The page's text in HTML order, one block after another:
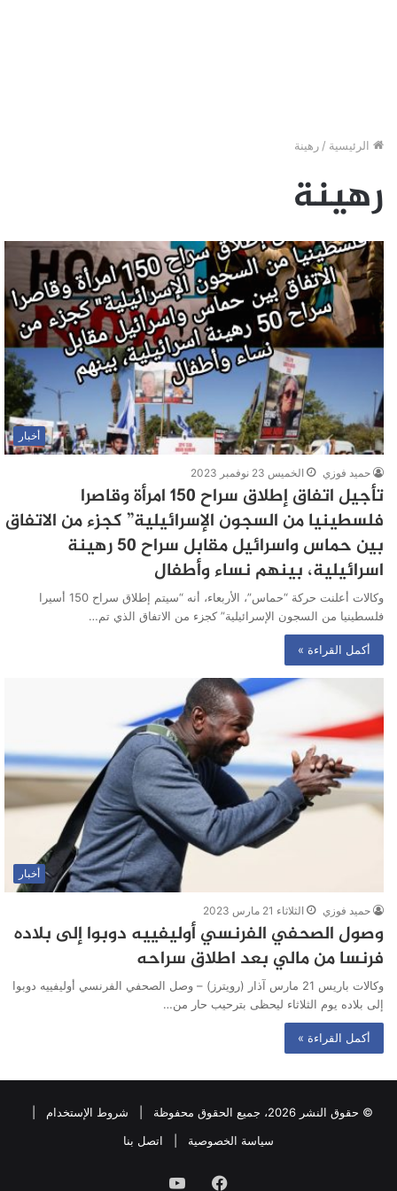
الرئيسية / رهينة
رهينة
أخبار
حميد فوزي الخميس 23 نوفمبر 2023
تأجيل اتفاق إطلاق سراح 150 امرأة وقاصرا
فلسطينيا من السجون الإسرائيلية” كجزء من الاتفاق
بين حماس واسرائيل مقابل سراح 50 رهينة
اسرائيلية، بينهم نساء وأطفال
وكالات أعلنت حركة “حماس”، الأربعاء، أنه “سيتم إطلاق سراح 150 أسيرا
فلسطينيا من السجون الإسرائيلية” كجزء من الاتفاق الذي تم…
أكمل القراءة »
أخبار
حميد فوزي الثلاثاء 21 مارس 2023
وصول الصحفي الفرنسي أوليفييه دوبوا إلى بلاده
فرنسا من مالي بعد اطلاق سراحه
وكالات باريس 21 مارس آذار (رويترز) – وصل الصحفي الفرنسي أوليفييه دوبوا
إلى بلاده يوم الثلاثاء ليحظى بترحيب حار من…
أكمل القراءة »
© حقوق النشر 2026، جميع الحقوق محفوظة | شروط الإستخدام
سياسة الخصوصية
اتصل بنا
فيسبوكيوتيوب